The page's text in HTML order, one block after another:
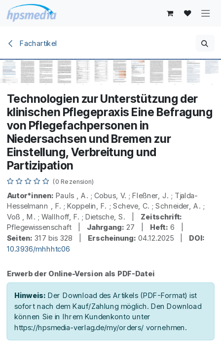
Zum Inhalt springen
Fachartikel
Technologien zur Unterstützung der
klinischen Pflegepraxis Eine Befragung
von Pflegefachpersonen in
Niedersachsen und Bremen zur
Einstellung, Verbreitung und
Partizipation
(0 Rezension)
Autor*innen: Pauls , A. ; Cobus, V. ; Fleßner, J. ; Tjalda-
Hesselmann , F. ; Koppelin, F. ; Scheve, C. ; Schneider, A. ;
Voß , M. ; Wallhoff, F. ; Dietsche, S. | Zeitschrift:
Pflegewissenschaft | Jahrgang: 27 | Heft: 6 |
Seiten: 317 bis 328 | Erscheinung: 04.12.2025 | DOI:
10.3936/mhhhtc06
Erwerb der Online-Version als PDF-Datei
Hinweis: Der Download des Artikels (PDF-Format) ist
sofort nach dem Kauf/Zahlung möglich. Den Download
können Sie in Ihrem Kundenkonto unter
https://hpsmedia-verlag.de/my/orders/ vornehmen.